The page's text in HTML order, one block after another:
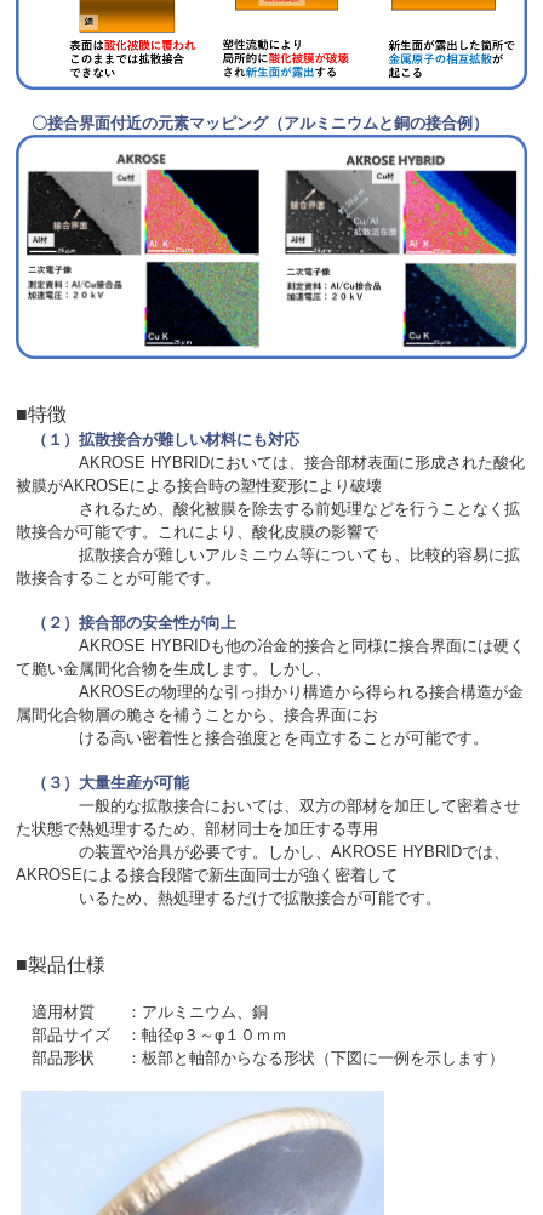
〇接合界面付近の元素マッピング（アルミニウムと銅の接合例）
■特徴
（１）拡散接合が難しい材料にも対応
AKROSE HYBRIDにおいては、接合部材表面に形成された酸化
被膜がAKROSEによる接合時の塑性変形により破壊
されるため、酸化被膜を除去する前処理などを行うことなく拡
散接合が可能です。これにより、酸化皮膜の影響で
拡散接合が難しいアルミニウム等についても、比較的容易に拡
散接合することが可能です。
（２）接合部の安全性が向上
AKROSE HYBRIDも他の冶金的接合と同様に接合界面には硬く
て脆い金属間化合物を生成します。しかし、
AKROSEの物理的な引っ掛かり構造から得られる接合構造が金
属間化合物層の脆さを補うことから、接合界面にお
ける高い密着性と接合強度とを両立することが可能です。
（３）大量生産が可能
一般的な拡散接合においては、双方の部材を加圧して密着させ
た状態で熱処理するため、部材同士を加圧する専用
の装置や治具が必要です。しかし、AKROSE HYBRIDでは、
AKROSEによる接合段階で新生面同士が強く密着して
いるため、熱処理するだけで拡散接合が可能です。
■製品仕様
適用材質 ：アルミニウム、銅
部品サイズ ：軸径φ３～φ１０ｍｍ
部品形状 ：板部と軸部からなる形状（下図に一例を示します）